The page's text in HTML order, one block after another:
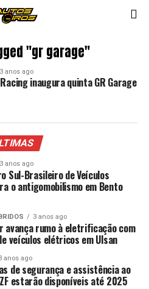
"gr garage"
3 anos ago
inaugura quinta GR Garage
3 anos ago
Sul-Brasileiro de Veículos
o antigomobilismo em Bento
3 anos ago
avança rumo à eletrificação com
veículos elétricos em Ulsan
anos ago
de segurança e assistência ao
estarão disponíveis até 2025